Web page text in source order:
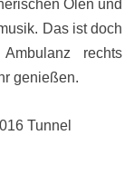
Ölen und
Das ist doch
rechts
genießen.